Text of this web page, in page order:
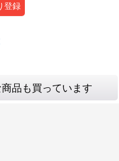
登録
品も買っています